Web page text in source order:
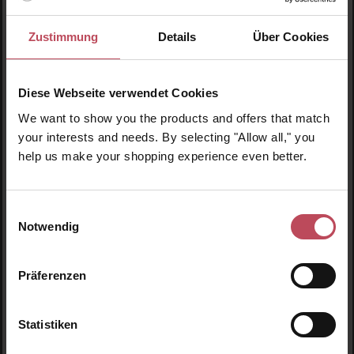
Zustimmung Details Über Cookies
Diese Webseite verwendet Cookies
We want to show you the products and offers that match
your interests and needs. By selecting "Allow all," you
help us make your shopping experience even better.
Notwendig
Präferenzen
Statistiken
Durchschnittliche Bewertung von 4.8 von
Rahua Amazon Beauty